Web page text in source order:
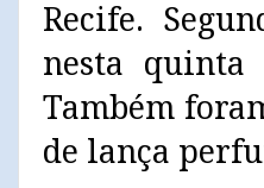
Recife.
nesta quinta
Também
de lança